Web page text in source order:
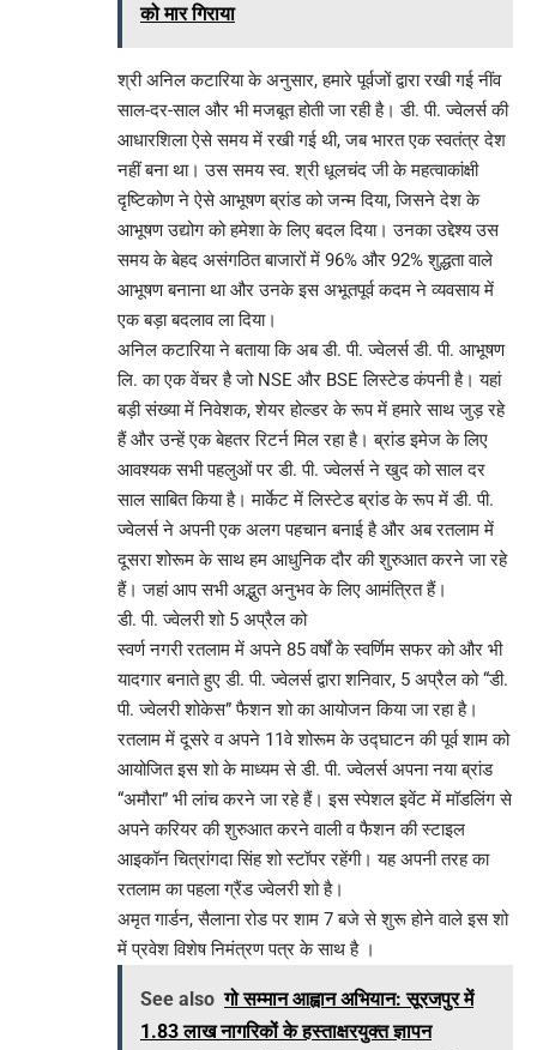
को मार गिराया
श्री अनिल कटारिया के अनुसार, हमारे पूर्वजों द्वारा रखी गई नींव
साल-दर-साल और भी मजबूत होती जा रही है। डी. पी. ज्वेलर्स की
आधारशिला ऐसे समय में रखी गई थी, जब भारत एक स्वतंत्र देश
नहीं बना था। उस समय स्व. श्री धूलचंद जी के महत्वाकांक्षी
दृष्टिकोण ने ऐसे आभूषण ब्रांड को जन्म दिया, जिसने देश के
आभूषण उद्योग को हमेशा के लिए बदल दिया। उनका उद्देश्य उस
समय के बेहद असंगठित बाजारों में 96% और 92% शुद्धता वाले
आभूषण बनाना था और उनके इस अभूतपूर्व कदम ने व्यवसाय में
एक बड़ा बदलाव ला दिया।
अनिल कटारिया ने बताया कि अब डी. पी. ज्वेलर्स डी. पी. आभूषण
लि. का एक वेंचर है जो NSE और BSE लिस्टेड कंपनी है। यहां
बड़ी संख्या में निवेशक, शेयर होल्डर के रूप में हमारे साथ जुड़ रहे
हैं और उन्हें एक बेहतर रिटर्न मिल रहा है। ब्रांड इमेज के लिए
आवश्यक सभी पहलुओं पर डी. पी. ज्वेलर्स ने खुद को साल दर
साल साबित किया है। मार्केट में लिस्टेड ब्रांड के रूप में डी. पी.
ज्वेलर्स ने अपनी एक अलग पहचान बनाई है और अब रतलाम में
दूसरा शोरूम के साथ हम आधुनिक दौर की शुरुआत करने जा रहे
हैं। जहां आप सभी अद्भुत अनुभव के लिए आमंत्रित हैं।
डी. पी. ज्वेलरी शो 5 अप्रैल को
स्वर्ण नगरी रतलाम में अपने 85 वर्षों के स्वर्णिम सफर को और भी
यादगार बनाते हुए डी. पी. ज्वेलर्स द्वारा शनिवार, 5 अप्रैल को “डी.
पी. ज्वेलरी शोकेस” फैशन शो का आयोजन किया जा रहा है।
रतलाम में दूसरे व अपने 11वे शोरूम के उद्घाटन की पूर्व शाम को
आयोजित इस शो के माध्यम से डी. पी. ज्वेलर्स अपना नया ब्रांड
“अमौरा” भी लांच करने जा रहे हैं। इस स्पेशल इवेंट में मॉडलिंग से
अपने करियर की शुरुआत करने वाली व फैशन की स्टाइल
आइकॉन चित्रांगदा सिंह शो स्टॉपर रहेंगी। यह अपनी तरह का
रतलाम का पहला ग्रैंड ज्वेलरी शो है।
अमृत गार्डन, सैलाना रोड पर शाम 7 बजे से शुरू होने वाले इस शो
में प्रवेश विशेष निमंत्रण पत्र के साथ है ।
See also गो सम्मान आह्वान अभियान: सूरजपुर में
1.83 लाख नागरिकों के हस्ताक्षरयुक्त ज्ञापन